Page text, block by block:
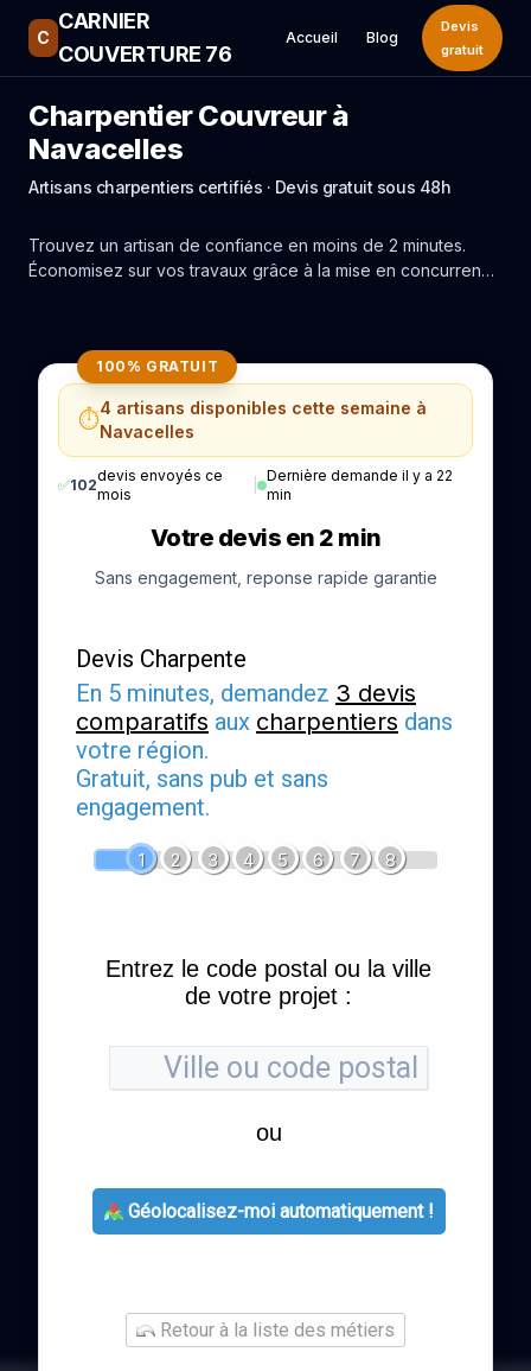
C
CARNIER
COUVERTURE 76
Accueil Blog
Devis
gratuit
Charpentier Couvreur à
Navacelles
Artisans charpentiers certifiés · Devis gratuit sous 48h
Trouvez un artisan de confiance en moins de 2 minutes.
Économisez sur vos travaux grâce à la mise en concurrence
100% GRATUIT
⏱️4 artisans disponibles cette semaine à
Navacelles
✅102
devis envoyés ce
mois
|
Dernière demande il y a 22
min
Votre devis en 2 min
Sans engagement, reponse rapide garantie
Devis Charpente
En 5 minutes, demandez 3 devis
comparatifs aux charpentiers dans
votre région.
Gratuit, sans pub et sans
engagement.
1 2 3 4 5 6 7 8
Entrez le code postal ou la ville
de votre projet :
ou
Géolocalisez-moi automatiquement !
Retour à la liste des métiers